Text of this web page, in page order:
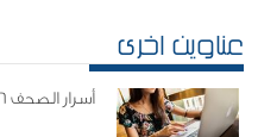
عناوين اخرى
أسرار الصحف 6 آب 2026